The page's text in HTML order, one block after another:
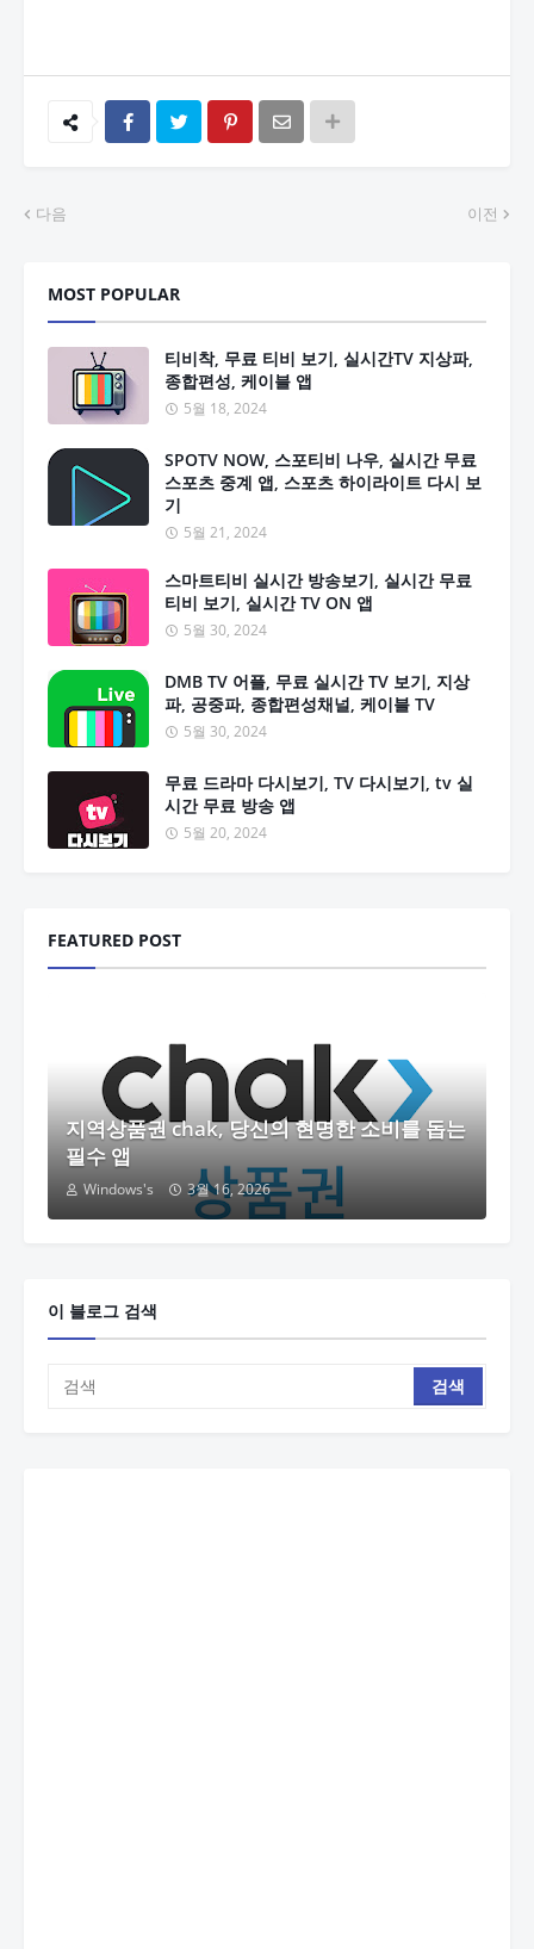
다음 이전
MOST POPULAR
티비착, 무료 티비 보기, 실시간TV 지상파,
종합편성, 케이블 앱
5월 18, 2024
SPOTV NOW, 스포티비 나우, 실시간 무료
스포츠 중계 앱, 스포츠 하이라이트 다시 보
기
5월 21, 2024
스마트티비 실시간 방송보기, 실시간 무료
티비 보기, 실시간 TV ON 앱
5월 30, 2024
DMB TV 어플, 무료 실시간 TV 보기, 지상
파, 공중파, 종합편성채널, 케이블 TV
5월 30, 2024
무료 드라마 다시보기, TV 다시보기, tv 실
시간 무료 방송 앱
5월 20, 2024
FEATURED POST
지역상품권 chak, 당신의 현명한 소비를 돕는
필수 앱
Windows's 3월 16, 2026
이 블로그 검색